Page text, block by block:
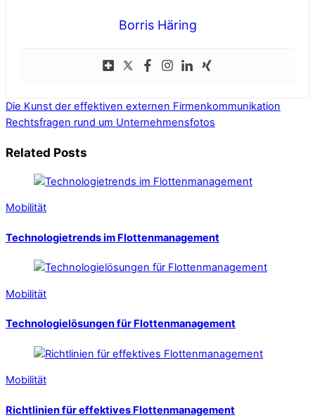
Borris Häring
Die Kunst der effektiven externen Firmenkommunikation
Rechtsfragen rund um Unternehmensfotos
Related Posts
Mobilität
Technologietrends im Flottenmanagement
Mobilität
Technologielösungen für Flottenmanagement
Mobilität
Richtlinien für effektives Flottenmanagement